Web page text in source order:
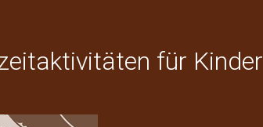
für Kinder